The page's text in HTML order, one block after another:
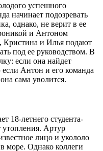
успешного
начинает подозревать
однако, не верит в ее
и Антоном
Кристина и Илья подают
под ее руководством. В
если она найдет
если Антон и его команда
сама уволится.
18-летнего студента-
утопления. Артур
лицо и укололо
море. Однако коллеги